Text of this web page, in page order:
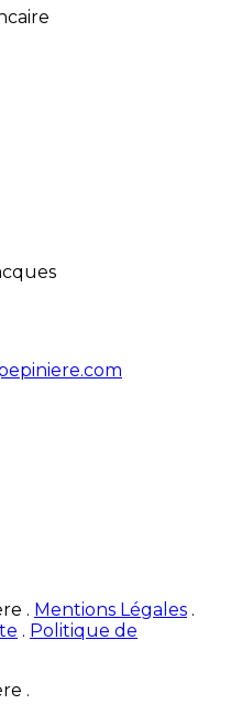
. Mentions Légales .
. Politique de
.